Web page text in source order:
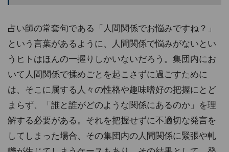
占い師の常套句である「人間関係でお悩みですね？」
という言葉があるように、人間関係で悩みがないとい
うヒトはほんの一握りしかいないだろう。集団内にお
いて人間関係で揉めごとを起こさずに過ごすために
は、そこに属する人々の性格や趣味嗜好の把握にとど
まらず、「誰と誰がどのような関係にあるのか」を理
解する必要がある。それを把握せずに不適切な発言を
してしまった場合、その集団内の人間関係に緊張や軋